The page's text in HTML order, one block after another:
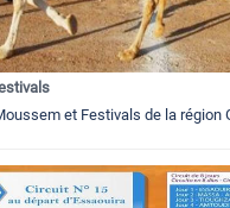
et Festivals de la région